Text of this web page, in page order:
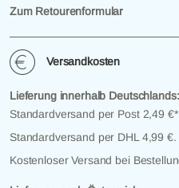
Zum Retourenformular
Versandkosten
Lieferung innerhalb Deutschlands:
Standardversand per Post 2,49
Standardversand per DHL 4,99 €.
Kostenloser Versand bei